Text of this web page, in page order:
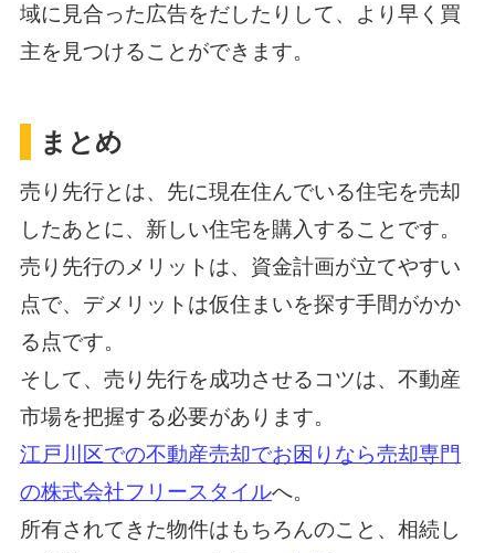
域に見合った広告をだしたりして、より早く買
主を見つけることができます。
まとめ
売り先行とは、先に現在住んでいる住宅を売却
したあとに、新しい住宅を購入することです。
売り先行のメリットは、資金計画が立てやすい
点で、デメリットは仮住まいを探す手間がかか
る点です。
そして、売り先行を成功させるコツは、不動産
市場を把握する必要があります。
江戸川区での不動産売却でお困りなら売却専門
の株式会社フリースタイルへ。
所有されてきた物件はもちろんのこと、相続し